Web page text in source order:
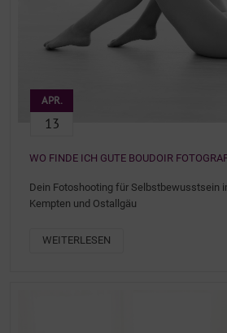
APR.
13
WO FINDE ICH GUTE BOUDOIR
Dein Fotoshooting für Selbstbewusstsein
Kempten und Ostallgäu
WEITERLESEN